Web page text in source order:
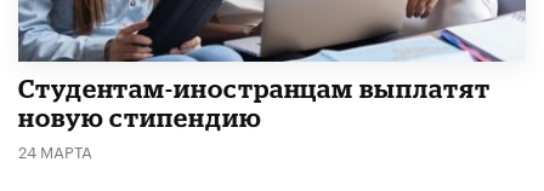
Студентам-иностранцам выплатят
новую стипендию
24 МАРТА